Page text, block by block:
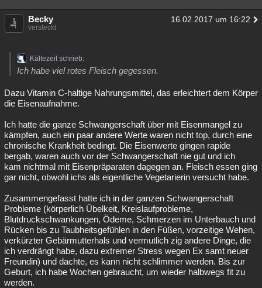
Becky 16.02.2017 um 16:22
versteckt
Kältezeit schrieb:
Ich habe viel rotes Fleisch gegessen.
Dazu Vitamin C-haltige Nahrungsmittel, das erleichtert dem Körper
die Eisenaufnahme.
Ich hatte die ganze Schwangerschaft über mit Eisenmangel zu
kämpfen, auch ein paar andere Werte waren nicht top, durch eine
chronische Krankheit bedingt. Die Eisenwerte gingen rapide
bergab, waren auch vor der Schwangerschaft nie gut und ich
kam nichtmal mit Eisenpräparaten dagegen an. Fleisch essen ging
gar nicht, obwohl ichs als eigentliche Vegetarierin versucht habe.
Zusammengefasst hatte ich in der ganzen Schwangerschaft
Probleme (körperlich Übelkeit, Kreislaufprobleme,
Blutdruckschwankungen, Ödeme, Schmerzen im Unterbauch und
Rücken bis zu Taubheitsgefühlen in den Füßen, vorzeitige Wehen,
verkürzter Gebärmutterhals und vermutlich zig andere Dinge, die
ich verdrängt habe, dazu extremer Stress wegen Ex samt neuer
Freundin) und dachte, es kann nicht schlimmer werden. Bis zur
Geburt, ich habe Wochen gebraucht, um wieder halbwegs fit zu
werden.